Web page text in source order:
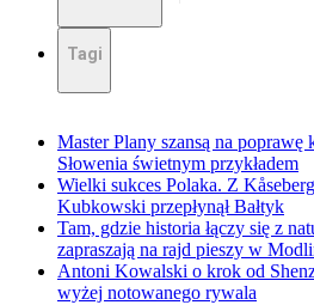
Tagi
Master Plany szansą na
Słowenia świetnym przykładem
Wielki sukces Polaka. Z
Kubkowski przepłynął Bałtyk
Tam, gdzie historia łączy się z
zapraszają na rajd pieszy w
Antoni Kowalski o krok od
wyżej notowanego rywala